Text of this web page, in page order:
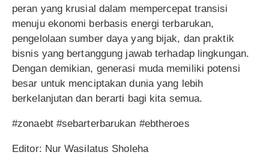
peran yang krusial dalam mempercepat transisi
menuju ekonomi berbasis energi terbarukan,
pengelolaan sumber daya yang bijak, dan praktik
bisnis yang bertanggung jawab terhadap lingkungan.
Dengan demikian, generasi muda memiliki potensi
besar untuk menciptakan dunia yang lebih
berkelanjutan dan berarti bagi kita semua.
#zonaebt #sebarterbarukan #ebtheroes
Editor: Nur Wasilatus Sholeha